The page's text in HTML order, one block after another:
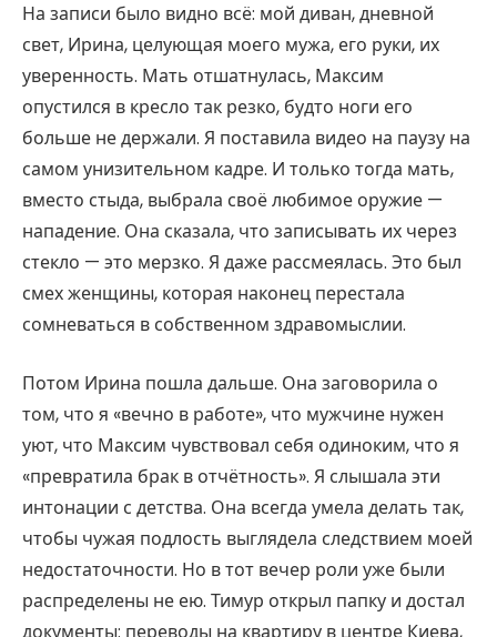
На записи было видно всё: мой диван, дневной
свет, Ирина, целующая моего мужа, его руки, их
уверенность. Мать отшатнулась, Максим
опустился в кресло так резко, будто ноги его
больше не держали. Я поставила видео на паузу на
самом унизительном кадре. И только тогда мать,
вместо стыда, выбрала своё любимое оружие —
нападение. Она сказала, что записывать их через
стекло — это мерзко. Я даже рассмеялась. Это был
смех женщины, которая наконец перестала
сомневаться в собственном здравомыслии.
Потом Ирина пошла дальше. Она заговорила о
том, что я «вечно в работе», что мужчине нужен
уют, что Максим чувствовал себя одиноким, что я
«превратила брак в отчётность». Я слышала эти
интонации с детства. Она всегда умела делать так,
чтобы чужая подлость выглядела следствием моей
недостаточности. Но в тот вечер роли уже были
распределены не ею. Тимур открыл папку и достал